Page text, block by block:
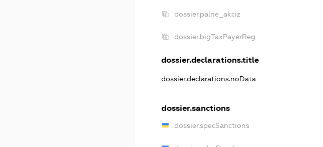
dossier.palne_akciz
dossier.bigTaxPayerReg
dossier.declarations.title
dossier.declarations.noData
dossier.sanctions
dossier.specSanctions